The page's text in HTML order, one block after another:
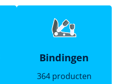
Bindingen
364 producten